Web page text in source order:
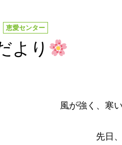
恵愛センター
より
風が強く、寒
先日